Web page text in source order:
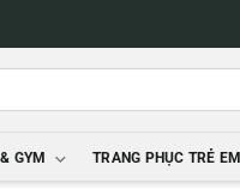
GYM TRANG PHỤC TRẺ EM